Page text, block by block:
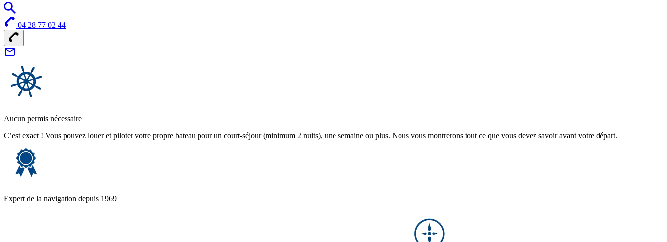
04 28 77 02 44
Aucun permis nécessaire
C’est exact ! Vous pouvez louer et piloter votre propre bateau pour un court-séjour (minimum 2 nuits), une semaine ou plus. Nous vous montrerons tout ce que vous devez savoir avant votre départ.
Expert de la navigation depuis 1969